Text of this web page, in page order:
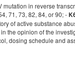
mutation in reverse
71, 73, 82, 84, or 90; -
of active substance
the opinion of the
dosing schedule and